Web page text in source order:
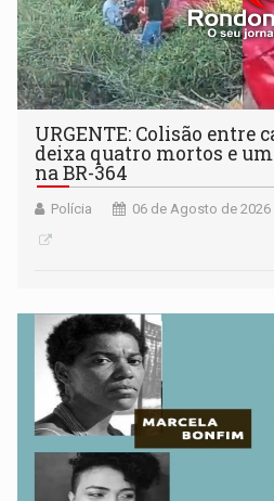
URGENTE: Colisão entre
deixa quatro mortos e
na BR-364
Polícia 06 de Agosto de 2026